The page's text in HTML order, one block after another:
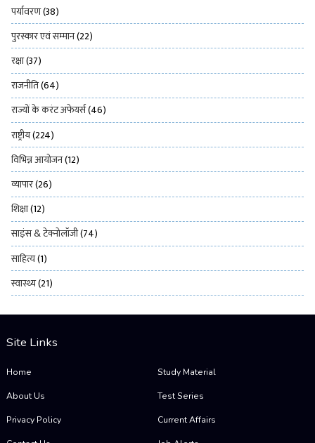
पर्यावरण(38)
पुरस्कार एवं सम्मान(22)
रक्षा(37)
राजनीति(64)
राज्यों के करंट अफेयर्स(46)
राष्ट्रीय(224)
विभिन्न आयोजन(12)
व्यापार(26)
शिक्षा(12)
साइंस & टेक्नोलॉजी(74)
साहित्य(1)
स्वास्थ्य(21)
Site Links
Home
About Us
Privacy Policy
Study Material
Test Series
Current Affairs